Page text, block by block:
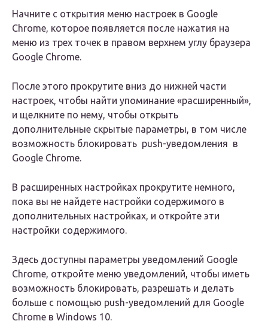
Начните с открытия меню настроек в Google
Chrome, которое появляется после нажатия на
меню из трех точек в правом верхнем углу браузера
Google Chrome.
После этого прокрутите вниз до нижней части
настроек, чтобы найти упоминание «расширенный»,
и щелкните по нему, чтобы открыть
дополнительные скрытые параметры, в том числе
возможность блокировать push-уведомления‌ в
Google Chrome.
В расширенных настройках прокрутите немного,
пока вы не найдете настройки содержимого в
дополнительных настройках, и откройте эти
настройки содержимого.
Здесь доступны параметры уведомлений Google
Chrome, откройте меню уведомлений, чтобы иметь
возможность блокировать, разрешать и делать
больше с помощью push-уведомлений для Google
Chrome в Windows 10.